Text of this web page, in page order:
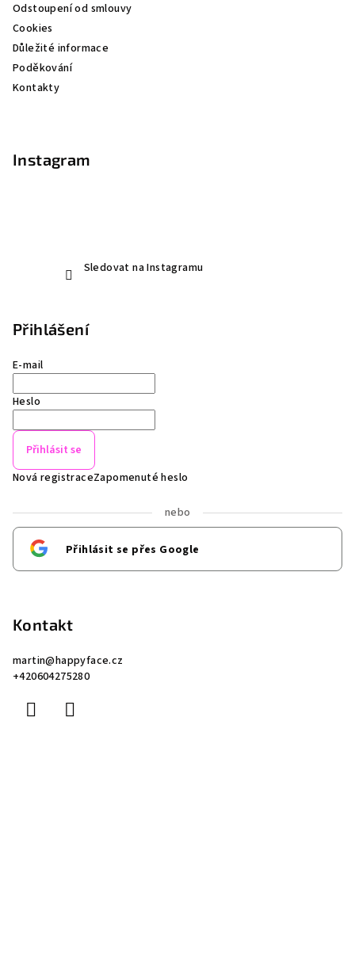
Odstoupení od smlouvy
Cookies
Důležité informace
Poděkování
Kontakty
Instagram
Sledovat na Instagramu
Přihlášení
E-mail
Heslo
Přihlásit se
Nová registraceZapomenuté heslo
nebo
Přihlásit se přes Google
Kontakt
martin@happyface.cz
+420604275280